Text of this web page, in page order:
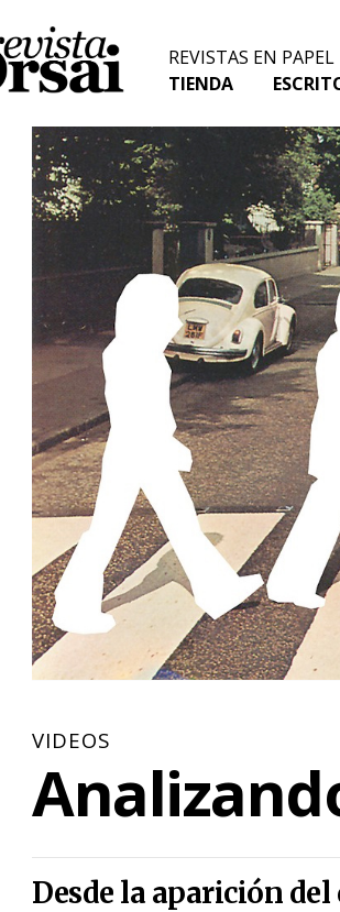
REVISTAS EN PAPEL
TIENDA
VIDEOS
Desde la aparición del